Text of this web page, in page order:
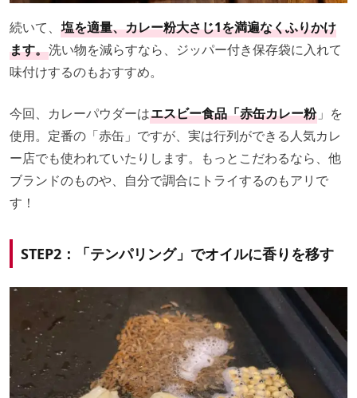
続いて、 塩を適量、カレー粉大さじ1を満遍なくふりかけ
ます。洗い物を減らすなら、ジッパー付き保存袋に入れて
味付けするのもおすすめ。
今回、カレーパウダーはエスビー食品「赤缶カレー粉 」を
使用。定番の「赤缶」ですが、実は行列ができる人気カレ
ー店でも使われていたりします。もっとこだわるなら、他
ブランドのものや、自分で調合にトライするのもアリで
す！
STEP2：「テンパリング」でオイルに香りを移す